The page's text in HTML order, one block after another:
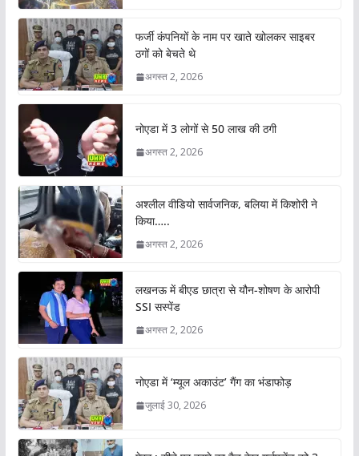
फर्जी कंपनियों के नाम पर खाते खोलकर साइबर
ठगों को बेचते थे
अगस्त 2, 2026
नोएडा में 3 लोगों से 50 लाख की ठगी
अगस्त 2, 2026
अश्लील वीडियो सार्वजनिक, बलिया में किशोरी ने
किया…..
अगस्त 2, 2026
लखनऊ में बीएड छात्रा से यौन-शोषण के आरोपी
SSI सस्पेंड
अगस्त 2, 2026
नोएडा में ‘म्यूल अकाउंट’ गैंग का भंडाफोड़
जुलाई 30, 2026